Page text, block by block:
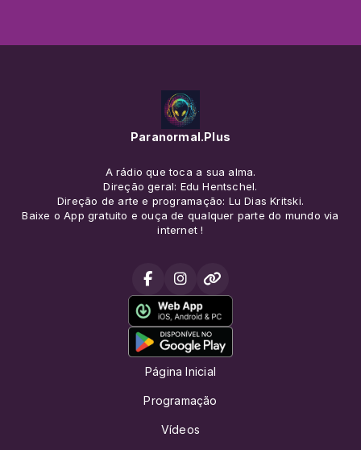
Paranormal.Plus
A rádio que toca a sua alma.
Direção geral: Edu Hentschel.
Direção de arte e programação: Lu Dias Kritski.
Baixe o App gratuito e ouça de qualquer parte do mundo via
internet !
Página Inicial
Programação
Vídeos